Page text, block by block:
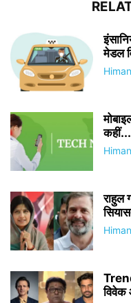
मेडल
कहीं...
राहुल